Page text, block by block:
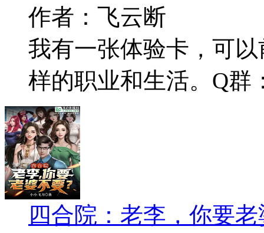
作者：飞云断
我有一张体验卡，可
样的职业和生活。Q群
四合院：老李，你要